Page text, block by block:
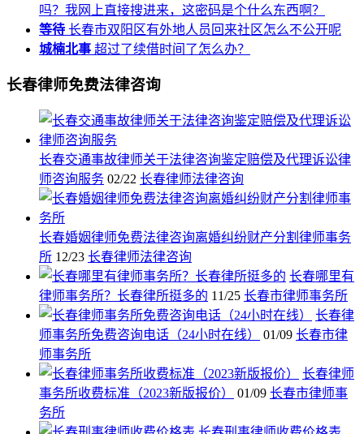
吗？我网上直接搜进来，这密码是个什么东西啊？
等待 长春市双阳区有外地人员回来社区怎么不公开呢
城楠北事 超过了续借时间了怎么办？
长春律师免费法律咨询
长春交通事故律师关于法律咨询鉴定赔偿及代理诉讼律
师咨询服务 02/22 长春律师法律咨询
长春婚姻律师免费法律咨询离婚纠纷财产分割律师事务
所 12/23 长春律师法律咨询
长春哪里有
律师事务所？长春律所挺多的 11/25 长春市律师事务所
长春律
师事务所免费咨询电话（24小时在线）
01/09 长春市律
师事务所
长春律师
事务所收费标准（2023新版报价）
01/09 长春市律师事
务所